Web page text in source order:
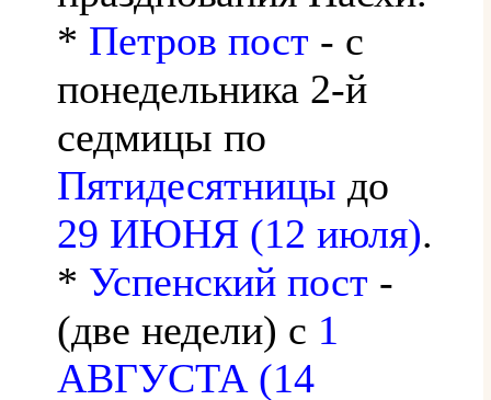
* Петров пост - с
понедельника 2-й
седмицы по
Пятидесятницы до
29 ИЮНЯ (12 июля).
* Успенский пост -
(две недели) с 1
АВГУСТА (14